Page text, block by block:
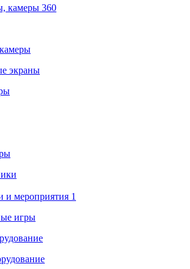
камеры 360
экраны
и мероприятия 1
игры